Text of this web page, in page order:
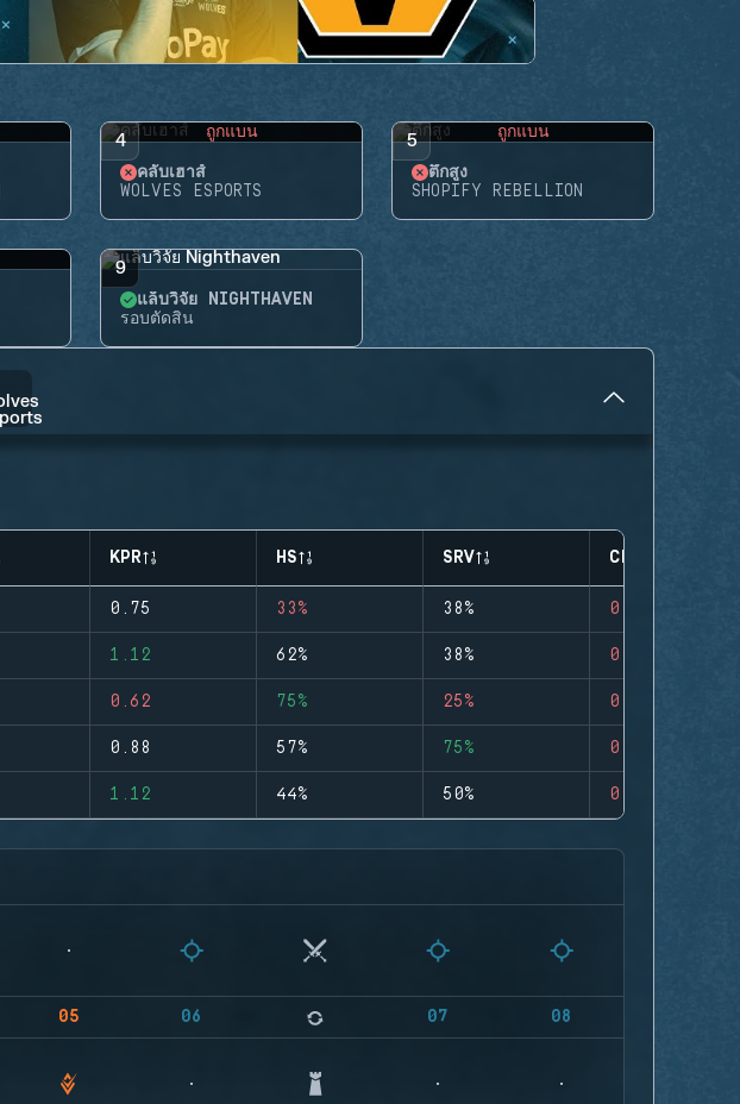
4 ถูกแบน
คลับเฮาส์
WOLVES ESPORTS
5 ถูกแบน
ตึกสูง
SHOPIFY REBELLION
9
แล็บวิจัย NIGHTHAVEN
รอบตัดสิน
KPR HS SRV CLUTCHES
0.75 33% 38% 0
1.12 62% 38% 0
0.62 75% 25% 0
0.88 57% 75% 0
1.12 44% 50% 0
05 06 07 08